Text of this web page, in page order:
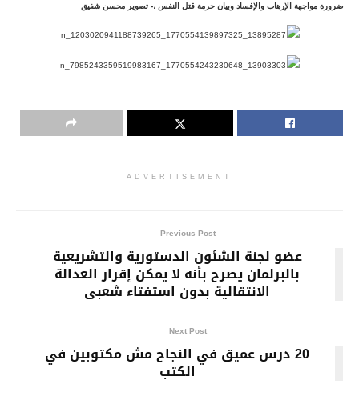
ضرورة مواجهة الإرهاب والإفساد وبيان حرمة قتل النفس ،- تصوير محسن شفيق
ADVERTISEMENT
Previous Post
عضو لجنة الشئون الدستورية والتشريعية
بالبرلمان يصرح بأنه لا يمكن إقرار العدالة
الانتقالية بدون استفتاء شعبى
Next Post
20 ﺩﺭﺱ ﻋﻤﻴﻖ ﻓﻲ ﺍﻟﻨﺠﺎﺡ ﻣﺶ ﻣﻜﺘﻮﺑﻴﻦ ﻓﻲ
ﺍﻟﻜﺘﺐ